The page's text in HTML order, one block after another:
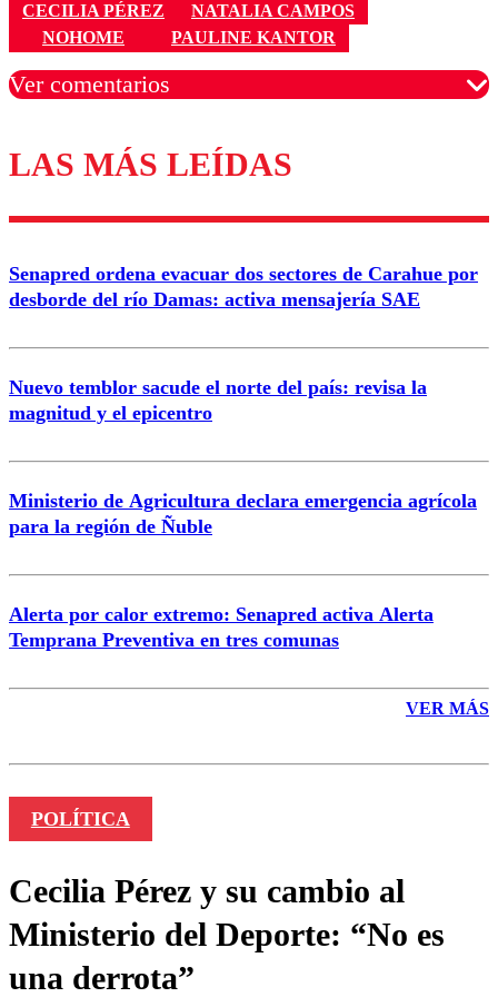
CECILIA PÉREZ
NATALIA CAMPOS
NOHOME
PAULINE KANTOR
Ver comentarios
Los comentarios son moderados para garantizar un
diálogo respetuoso.
Nombre
Correo
LAS MÁS LEÍDAS
Senapred ordena evacuar dos sectores de Carahue por
desborde del río Damas: activa mensajería SAE
Nuevo temblor sacude el norte del país: revisa la
magnitud y el epicentro
Ministerio de Agricultura declara emergencia agrícola
para la región de Ñuble
Alerta por calor extremo: Senapred activa Alerta
Temprana Preventiva en tres comunas
VER MÁS
POLÍTICA
Cecilia Pérez y su cambio al
Ministerio del Deporte: “No es
una derrota”